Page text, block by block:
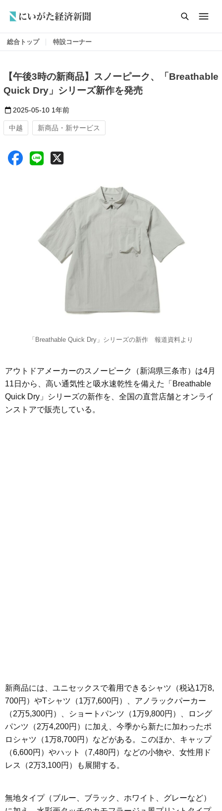
総合トップ 特設コーナー
【午後3時の新商品】スノーピーク、「Breathable
Quick Dry」シリーズ新作を発売
2025-05-10 1年前
中越 新商品・新サービス
「Breathable Quick Dry」シリーズの新作 報道資料より
アウトドアメーカーのスノーピーク（新潟県三条市）は4月
11日から、高い通気性と吸水速乾性を備えた「Breathable
Quick Dry」シリーズの新作を、全国の直営店舗とオンライ
ンストアで販売している。
新商品には、ユニセックスで着用できるシャツ（税込1万8,
700円）やTシャツ（1万7,600円）、アノラックパーカー
（2万5,300円）、ショートパンツ（1万9,800円）、ロング
パンツ（2万4,200円）に加え、今季から新たに加わったポ
ロシャツ（1万8,700円）などがある。このほか、キャップ
（6,600円）やハット（7,480円）などの小物や、女性用ド
レス（2万3,100円）も展開する。
無地タイプ（ブルー、ブラック、ホワイト、グレーなど）